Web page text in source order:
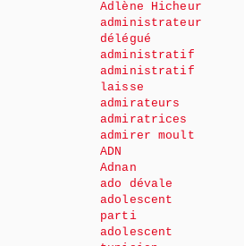
Adlène Hicheur
administrateur
délégué
administratif
administratif
laisse
admirateurs
admiratrices
admirer moult
ADN
Adnan
ado dévale
adolescent
parti
adolescent